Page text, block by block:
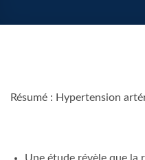
Résumé : Hypertension
Une étude révèle que